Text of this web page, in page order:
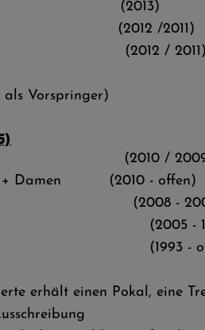
11 (2013)
12/13 (2012 /2011)
13 (2012 / 2011)
als Vorspringer)
15 (2010 /
+ Damen (2010 - offen)
17 (2008 -
(2005 -
AK (1993 -
erhält einen Pokal, eine